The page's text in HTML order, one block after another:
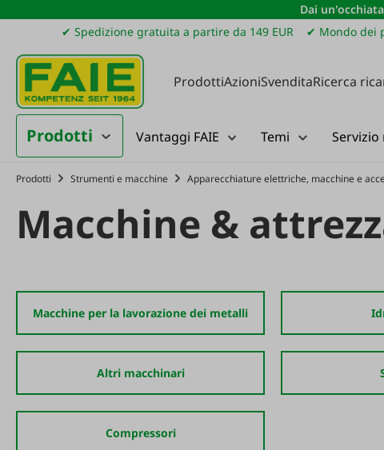
al contenuto principale
Salta alla ricerca
Passa alla navigazione principale
Dai
✔ Spedizione gratuita a partire da 149 EUR
✔ Mondo dei
ProdottiAzioniSvenditaRicerca
Prodotti Vantaggi FAIE Temi Servizio
Prodotti Strumenti e macchine Apparecchiature elettriche, macchine e
Macchine &
Macchine per la lavorazione dei metalli
Altri macchinari
Compressori